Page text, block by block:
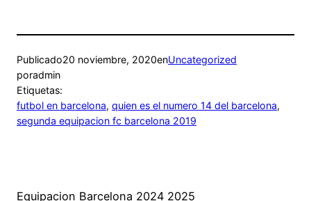
Publicado20 noviembre, 2020enUncategorized
poradmin
Etiquetas:
futbol en barcelona, quien es el numero 14 del barcelona
segunda equipacion fc barcelona 2019
Equipacion Barcelona 2024 2025